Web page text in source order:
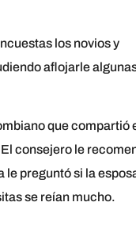
los novios y
aflojarle
que compartió
consejero le
le preguntó si la
se reían mucho.